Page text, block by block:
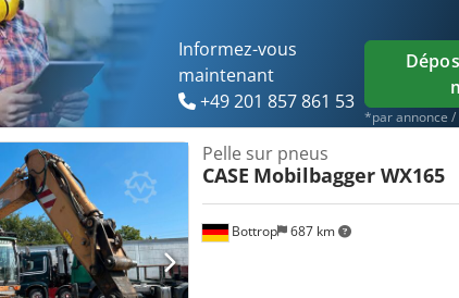
Informez-vous
maintenant
+49 201 857 861 53
*par annonce /
Bottrop 687 km
Pelle sur pneus
CASE Mobilbagger WX165